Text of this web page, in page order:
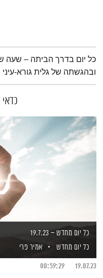
תמצית הפודקאסט
כל יום בדרך הביתה – שעה
ובהגשתה של גלית גורא-עיני
כל יום מחדש – 19.7.23
כל יום מחדש
אמיר פרי
19.07.23
00:59:29